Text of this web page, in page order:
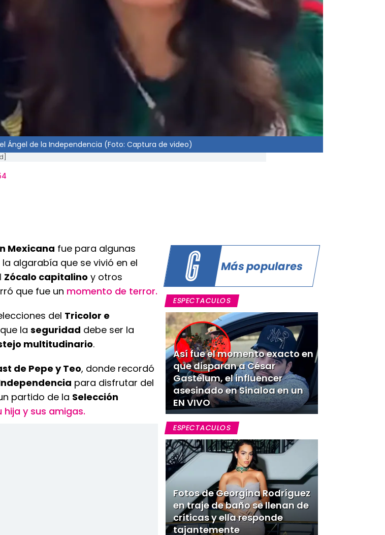
Ángel de la Independencia (Foto: Captura de video)
Mexicana fue para algunas
algarabía que se vivió en el
Zócalo capitalino y otros
que fue un momento de terror.
del Tricolor e
la seguridad debe ser la
multitudinario.
de Pepe y Teo, donde recordó
para disfrutar del
partido de la Selección
y sus amigas.
Más populares
ESPECTACULOS
Así fue el momento exacto en
que disparan a César
Gastélum, el influencer
asesinado en Sinaloa en un
EN VIVO
ESPECTACULOS
Fotos de Georgina Rodríguez
en traje de baño se llenan de
críticas y ella responde
tajantemente